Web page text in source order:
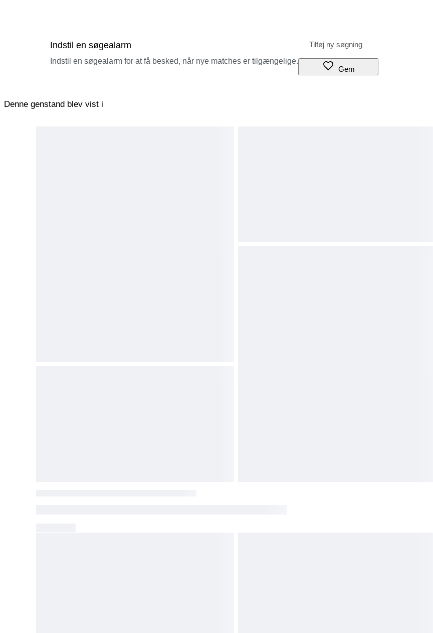
Indstil en søgealarm
Indstil en søgealarm for at få besked, når nye matches er tilgængelige.
Gem
Denne genstand blev vist i